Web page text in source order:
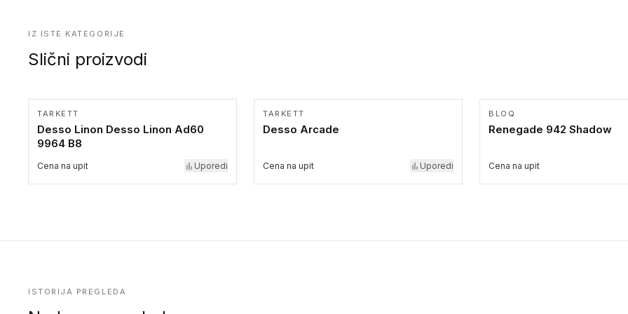
IZ ISTE KATEGORIJE
Slični proizvodi
TARKETT
Desso Linon Desso Linon Ad60
9964 B8
Cena na upit Uporedi
TARKETT
Desso Arcade
Cena na upit Uporedi
BLOQ
Renegade 942 Shadow
Cena na upit
ISTORIJA PREGLEDA